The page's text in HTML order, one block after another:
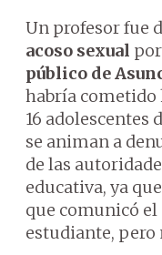
Un profesor fue
acoso sexual
público de
habría cometido
16 adolescentes
se animan a
de las
educativa, ya
que comunicó el
estudiante, pero